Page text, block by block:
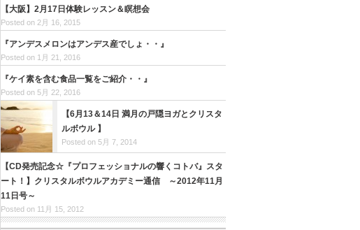
【大阪】2月17日体験レッスン＆瞑想会
Posted on 2月 16, 2015
『アンデスメロンはアンデス産でしょ・・』
Posted on 1月 21, 2016
『ケイ素を含む食品一覧をご紹介・・』
Posted on 5月 22, 2016
【6月13＆14日 満月の戸隠ヨガとクリスタ
ルボウル 】
Posted on 5月 7, 2014
【CD発売記念☆『プロフェッショナルの響くコトバ』スタ
ート！】クリスタルボウルアカデミー通信 ～2012年11月
11日号～
Posted on 11月 15, 2012